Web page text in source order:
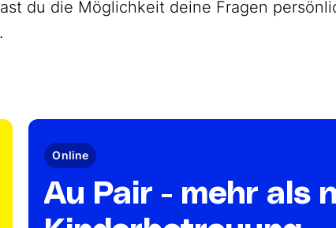
du die Möglichkeit deine Fragen
Online
Au Pair - mehr als